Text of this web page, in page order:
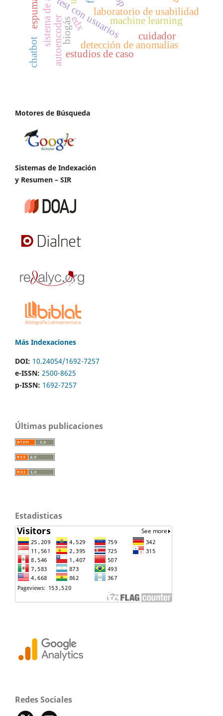
laboratorio de usabilidad
test con usuarios
biogás
detección de anomalías
autoencoder machine learning
estudios de caso
edx
chatbot
cuidador
Motores de Búsqueda
Sistemas de Indexación
y Resumen – SIR
Más Indexaciones
DOI: 10.24054/1692-7257
e-ISSN: 2500-8625
p-ISSN: 1692-7257
Últimas publicaciones
Estadisticas
Redes Sociales